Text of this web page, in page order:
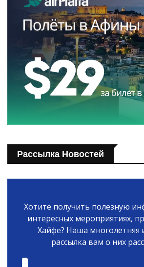
Рассылка Новостей
Хотите получить полезную
интересных мероприятиях,
Хайфе? Наша многолетняя
рассылка вам о них